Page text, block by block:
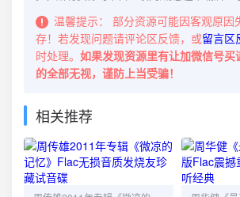
温馨提示：
部分资源可能因客观原因
存！若发现问题请评论区反馈，或留言区
时处理。 如果发现资源里有让加微信号买
的全部无视，谨防上当受骗！
相关推荐